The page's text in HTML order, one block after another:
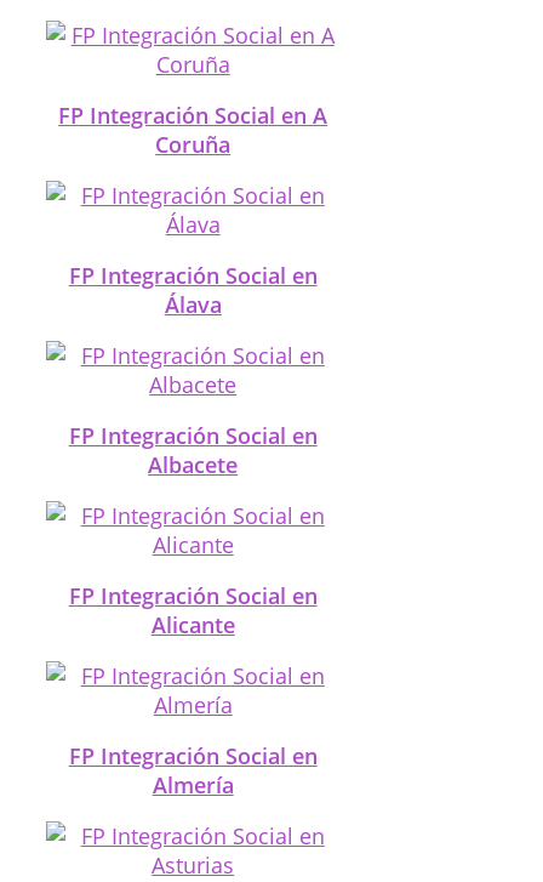
FP Integración Social en A
Coruña
FP Integración Social en
Álava
FP Integración Social en
Albacete
FP Integración Social en
Alicante
FP Integración Social en
Almería